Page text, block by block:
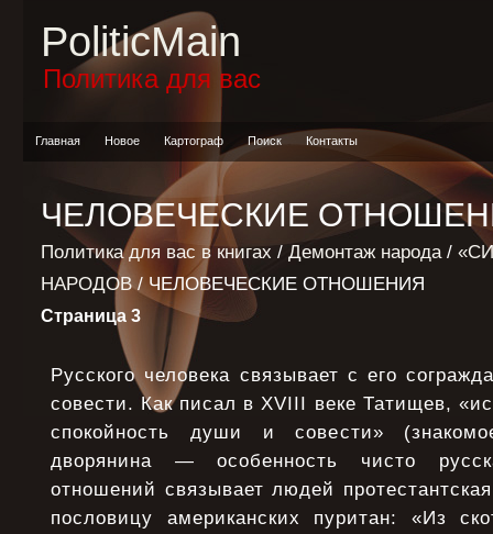
PoliticMain
Политика для вас
Главная Новое Картограф Поиск Контакты
ЧЕЛОВЕЧЕСКИЕ
Политика для вас в книгах / Демонтаж народа/
НАРОДОВ/ ЧЕЛОВЕЧЕСКИЕ ОТНОШЕНИЯ
Страница 3
Русского человека связывает с его
совести. Как писал в XVIII веке Татищев,
спокойность души и совести»
дворянина — особенность чисто
отношений связывает людей
пословицу американских пуритан: «Из